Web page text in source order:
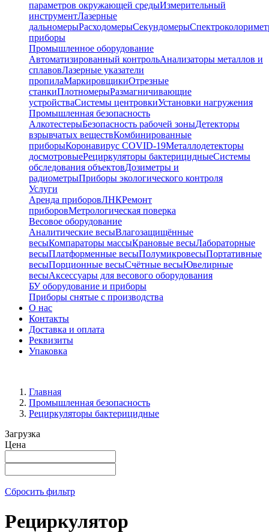
параметров окружающей средыИзмерительный
инструментЛазерные
дальномерыРасходомерыСекундомеры
приборы
Промышленное оборудование
Автоматизированный контрольАнализаторы металлов и
сплавовЛазерные указатели
пропилаМаркировщикиОтрезные
станкиПлотномерыРазмагничивающие
устройстваСистемы центровкиУстановки нагружения
Промышленная безопасность
АлкотестерыБезопасность рабочей зоныДетекторы
взрывчатых веществКомбинированные
приборыКоронавирус COVID-19Металлодетекторы
досмотровыеРециркуляторы бактерицидныеСистемы
обследования объектовДозиметры и
радиометрыПриборы экологического контроля
Услуги
Аренда приборовЛНКРемонт
приборовМетрологическая поверка
Весовое оборудование
Аналитические весыВлагозащищённые
весыКомпараторы массыКрановые весыЛабораторные
весыПлатформенные весыПолумикровесыПортативные
весыПорционные весыСчётные весыЮвелирные
весыАксессуары для весового оборудования
БУ оборудование и приборы
Приборы снятые с производства
О нас
Контакты
Доставка и оплата
Реквизиты
Упаковка
Главная
Промышленная безопасность
Рециркуляторы бактерицидные
Загрузка
Цена
Сбросить фильтр
Рециркулятор